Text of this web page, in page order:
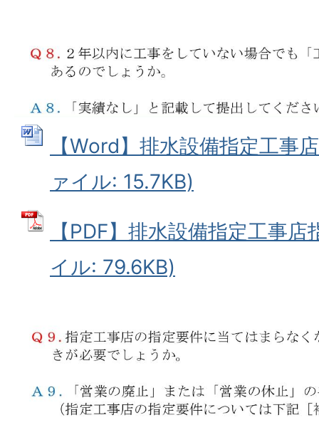
【Word】排水設備指定工事
ァイル: 15.7KB)
【PDF】排水設備指定工事
イル: 79.6KB)